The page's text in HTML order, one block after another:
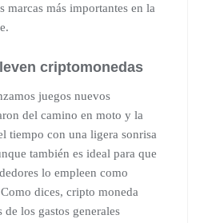
marcas más importantes en la
criptomonedas
juegos nuevos
del camino en moto y la
tiempo con una ligera sonrisa
también es ideal para que
lo empleen como
dices, cripto moneda
los gastos generales